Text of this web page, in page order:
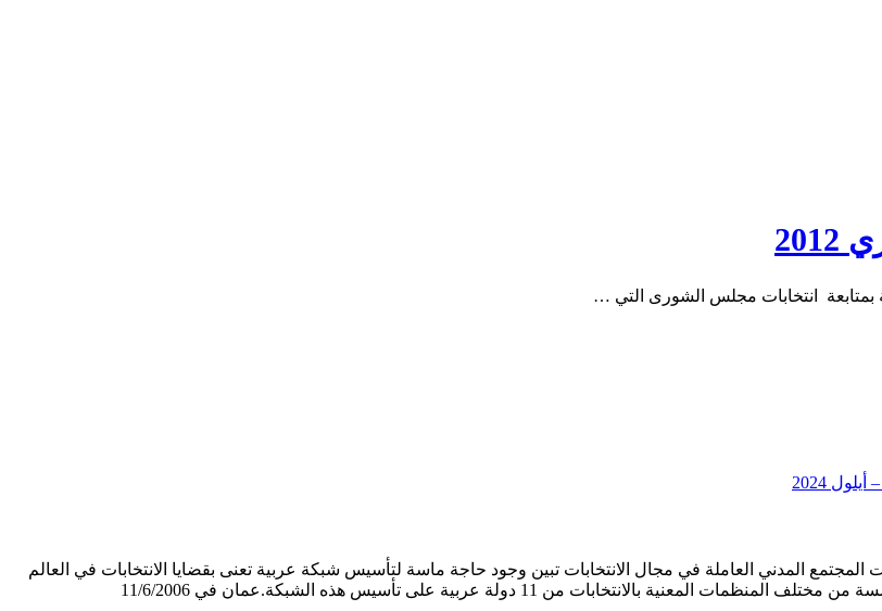
2024
المدني العاملة في مجال الانتخابات تبين وجود حاجة ماسة لتأسيس شبكة عربية تعنى بقضايا الانتخابات في العالم